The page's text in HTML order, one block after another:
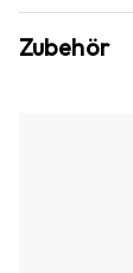
Zubehör